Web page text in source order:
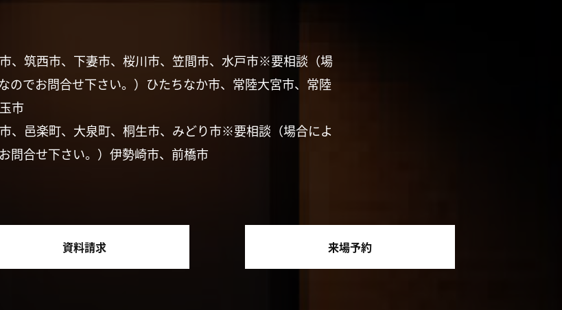
、筑西市、下妻市、桜川市、笠間市、水戸市※要相談（場
のでお問合せ下さい。）ひたちなか市、常陸大宮市、常陸
市
、邑楽町、大泉町、桐生市、みどり市※要相談（場合によ
問合せ下さい。）伊勢崎市、前橋市
資料請求 来場予約